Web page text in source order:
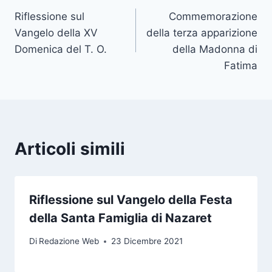
Riflessione sul
Vangelo della XV
Domenica del T. O.
Commemorazione
della terza apparizione
della Madonna di
Fatima
Articoli simili
Riflessione sul Vangelo della Festa
della Santa Famiglia di Nazaret
Di Redazione Web 23 Dicembre 2021